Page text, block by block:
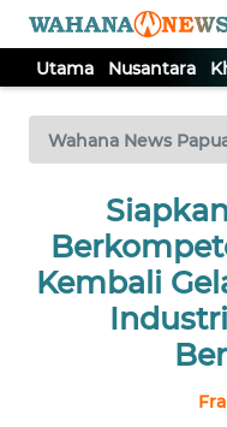
Utama Nusantara
Wahana News
Kembali
TV
Tutup
NUSANTARA